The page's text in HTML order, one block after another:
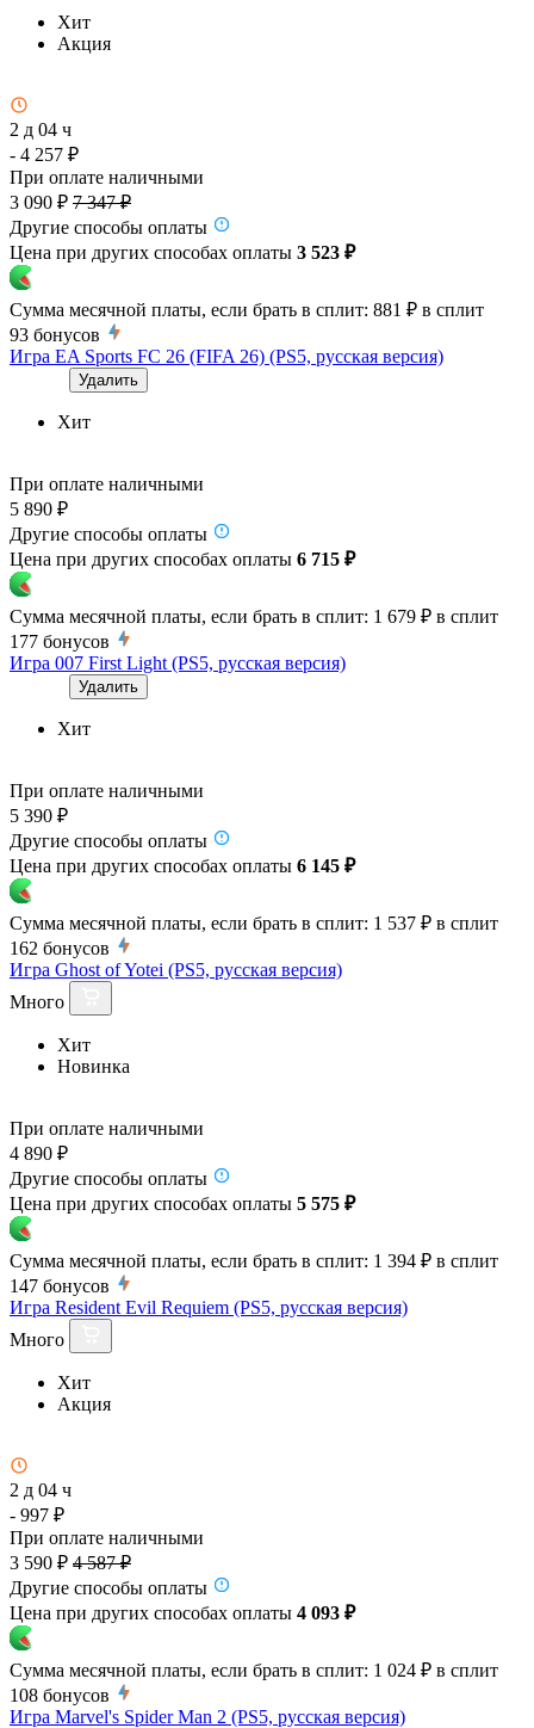
Хит
Акция
2 д 04 ч
- 4 257 ₽
При оплате наличными
3 090 ₽ 7 347 ₽
Другие способы оплаты
Цена при других способах оплаты 3 523 ₽
Сумма месячной платы, если брать в сплит: 881 ₽ в сплит
93 бонусов
Игра EA Sports FC 26 (FIFA 26) (PS5, русская версия)
Удалить
Хит
При оплате наличными
5 890 ₽
Другие способы оплаты
Цена при других способах оплаты 6 715 ₽
Сумма месячной платы, если брать в сплит: 1 679 ₽ в сплит
177 бонусов
Игра 007 First Light (PS5, русская версия)
Удалить
Хит
При оплате наличными
5 390 ₽
Другие способы оплаты
Цена при других способах оплаты 6 145 ₽
Сумма месячной платы, если брать в сплит: 1 537 ₽ в сплит
162 бонусов
Игра Ghost of Yotei (PS5, русская версия)
Много
Хит
Новинка
При оплате наличными
4 890 ₽
Другие способы оплаты
Цена при других способах оплаты 5 575 ₽
Сумма месячной платы, если брать в сплит: 1 394 ₽ в сплит
147 бонусов
Игра Resident Evil Requiem (PS5, русская версия)
Много
Хит
Акция
2 д 04 ч
- 997 ₽
При оплате наличными
3 590 ₽ 4 587 ₽
Другие способы оплаты
Цена при других способах оплаты 4 093 ₽
Сумма месячной платы, если брать в сплит: 1 024 ₽ в сплит
108 бонусов
Игра Marvel's Spider Man 2 (PS5, русская версия)